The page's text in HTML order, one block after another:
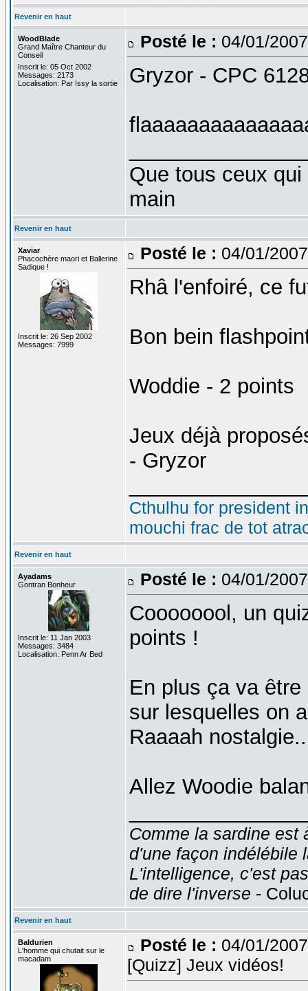
Revenir en haut
WoodBlade
Grand Maître Chanteur du
Conseil
Inscrit le: 05 Oct 2002
Messages: 2173
Localisation: Par Issy la sortie
Posté le : 04/01/
Gryzor - CPC
Que tous ceux
main
Revenir en haut
Xaviar
Phacochère maori et Ballerine
Sadique !
Inscrit le: 26 Sep 2002
Messages: 7999
Posté le : 04/01/
Rhâ l'enfoiré, ce
Bon bein
Woddie - 2 points
Jeux déjà
- Gryzor
Cthulhu for president
mouchi frac de tot
Revenir en haut
Ayadams
Gontran Bonheur
Inscrit le: 11 Jan 2003
Messages: 3484
Localisation: Penn Ar Bed
Posté le : 04/01/
Coooooool, un
points !
En plus ça va
sur lesquelles on
Raaaah
Allez Woodie
Comme la sardine est
d'une façon indélébile
L'intelligence, c'est
de dire l'inverse -
Revenir en haut
Baldurien
L'homme qui chutait sur le
macadam
Posté le : 04/01/
[Quizz] Jeux vidéos!